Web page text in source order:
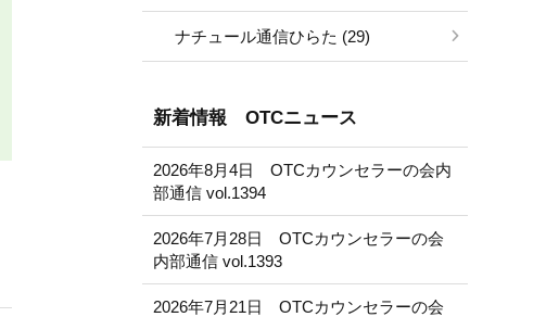
ナチュール通信ひらた (29)
新着情報 OTCニュース
2026年8月4日 OTCカウンセラーの会内
部通信 vol.1394
2026年7月28日 OTCカウンセラーの会
内部通信 vol.1393
2026年7月21日 OTCカウンセラーの会